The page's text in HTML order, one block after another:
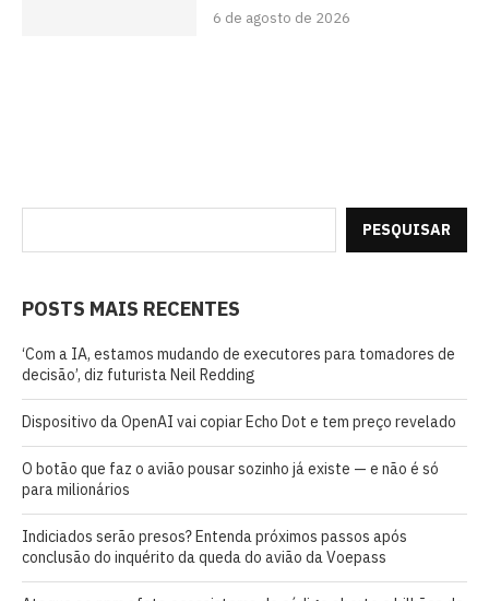
6 de agosto de 2026
PESQUISAR
POSTS MAIS RECENTES
‘Com a IA, estamos mudando de executores para tomadores de
decisão’, diz futurista Neil Redding
Dispositivo da OpenAI vai copiar Echo Dot e tem preço revelado
O botão que faz o avião pousar sozinho já existe — e não é só
para milionários
Indiciados serão presos? Entenda próximos passos após
conclusão do inquérito da queda do avião da Voepass